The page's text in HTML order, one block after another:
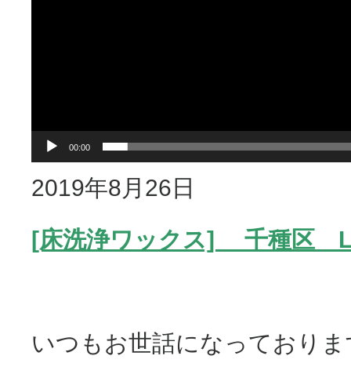
00:00
2019年8月26日
[床洗浄ワックス] 千種区
いつもお世話になってお